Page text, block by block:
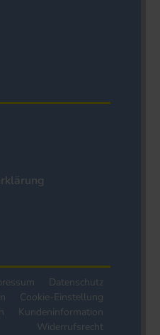
Datenschutz
Cookie-Einstellung
Kundeninformation
Widerrufsrecht